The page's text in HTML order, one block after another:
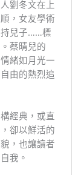
劉冬文在上
，女友學術
持兒子……標
蔡晴兒的
緒如月光一
由的熱烈追
經典，或直
卻以鮮活的
，也讓讀者
我。